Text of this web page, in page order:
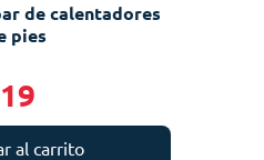
de calentadores
pies
19
al carrito